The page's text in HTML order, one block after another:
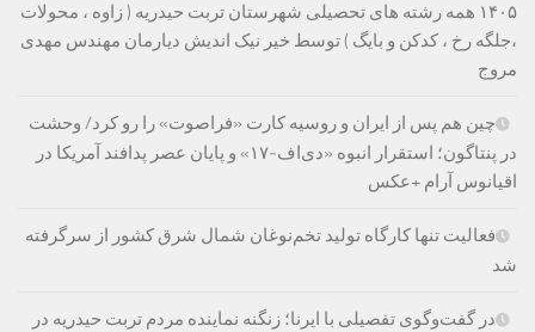
۱۴۰۵ همه رشته های تحصیلی شهرستان تربت حیدریه ( زاوه ، محولات
،جلگه رخ ، کدکن و بایگ ) توسط خیر نیک اندیش دیارمان مهندس مهدی
مروج
چین هم پس از ایران و روسیه کارت «فراصوت» را رو کرد/ وحشت
در پنتاگون؛ استقرار انبوه «دی‌اف‑۱۷» و پایان عصر پدافند آمریکا در
اقیانوس آرام +عکس
فعالیت تنها کارگاه تولید تخم‌نوغان شمال شرق کشور از سرگرفته
شد
در گفت‌وگوی تفصیلی با ایرنا؛ زنگنه نماینده مردم تربت حیدریه در